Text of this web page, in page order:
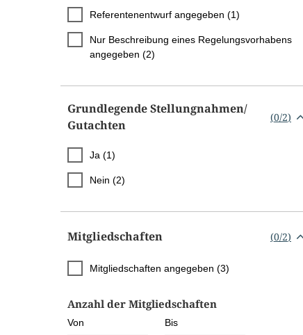
Referentenentwurf angegeben (1)
Nur Beschreibung eines Regelungsvorhabens
angegeben (2)
Grundlegende Stellungnahmen/​
Gutachten
(0/2)
Ja (1)
Nein (2)
Mitgliedschaften (0/2)
Mitgliedschaften angegeben (3)
Anzahl der Mitgliedschaften
Von Bis